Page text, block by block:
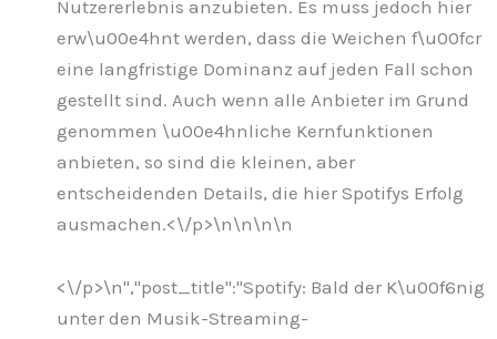
Nutzererlebnis anzubieten. Es muss jedoch hier
erw\u00e4hnt werden, dass die Weichen f\u00fcr
eine langfristige Dominanz auf jeden Fall schon
gestellt sind. Auch wenn alle Anbieter im Grund
genommen \u00e4hnliche Kernfunktionen
anbieten, so sind die kleinen, aber
entscheidenden Details, die hier Spotifys Erfolg
ausmachen.<\/p>\n\n\n\n
<\/p>\n","post_title":"Spotify: Bald der K\u00f6nig
unter den Musik-Streaming-